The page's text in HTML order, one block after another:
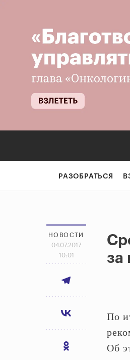
РАЗОБРАТЬСЯ
НОВОСТИ
04.07.2017
10:01
за
По
Об